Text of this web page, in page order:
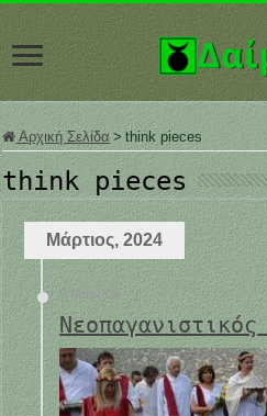
Αρχική Σελίδα > think pieces
think pieces
Μάρτιος, 2024
9 Μαρτίου